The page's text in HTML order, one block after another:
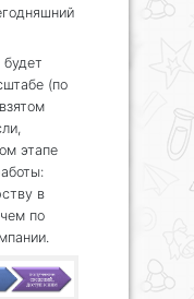
(по
этапе
в
по